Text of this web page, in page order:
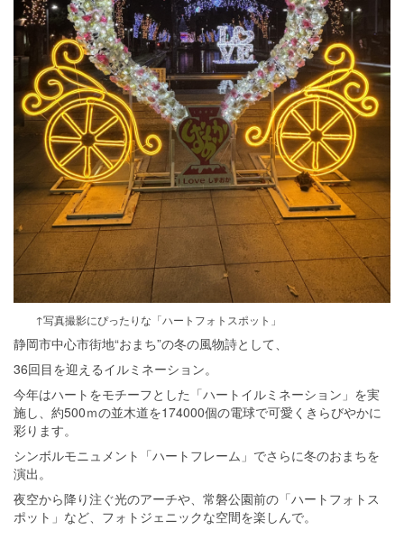
↑写真撮影にぴったりな「ハートフォトスポット」
静岡市中心市街地“おまち”の冬の風物詩として、
36回目を迎えるイルミネーション。
今年はハートをモチーフとした「ハートイルミネーション」を実
施し、約500ｍの並木道を174000個の電球で可愛くきらびやかに
彩ります。
シンボルモニュメント「ハートフレーム」でさらに冬のおまちを
演出。
夜空から降り注ぐ光のアーチや、常磐公園前の「ハートフォトス
ポット」など、フォトジェニックな空間を楽しんで。